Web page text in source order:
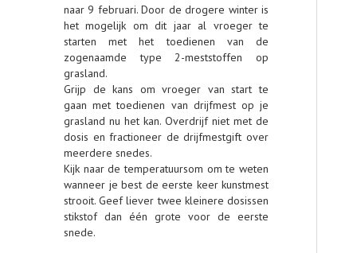
naar 9 februari. Door de drogere winter is
het mogelijk om dit jaar al vroeger te
starten met het toedienen van de
zogenaamde type 2-meststoffen op
grasland.
Grijp de kans om vroeger van start te
gaan met toedienen van drijfmest op je
grasland nu het kan. Overdrijf niet met de
dosis en fractioneer de drijfmestgift over
meerdere snedes.
Kijk naar de temperatuursom om te weten
wanneer je best de eerste keer kunstmest
strooit. Geef liever twee kleinere dosissen
stikstof dan één grote voor de eerste
snede.